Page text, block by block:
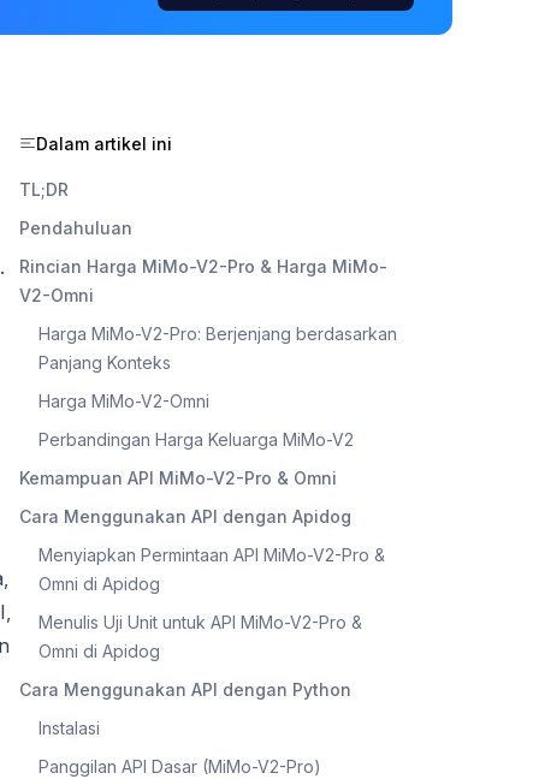
.
Dalam artikel ini
TL;DR
Pendahuluan
Rincian Harga MiMo-V2-Pro & Harga MiMo-
V2-Omni
Harga MiMo-V2-Pro: Berjenjang berdasarkan
Panjang Konteks
Harga MiMo-V2-Omni
Perbandingan Harga Keluarga MiMo-V2
Kemampuan API MiMo-V2-Pro & Omni
Cara Menggunakan API dengan Apidog
Menyiapkan Permintaan API MiMo-V2-Pro &
Omni di Apidog
Menulis Uji Unit untuk API MiMo-V2-Pro &
Omni di Apidog
Cara Menggunakan API dengan Python
Instalasi
Panggilan API Dasar (MiMo-V2-Pro)